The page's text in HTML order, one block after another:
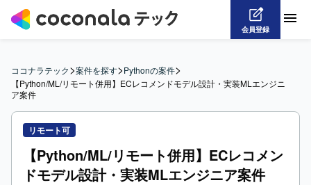
会員登録
ココナラテック>案件を探す>Pythonの案件>
【Python/ML/リモート併用】ECレコメンドモデル設計・実装MLエンジニ
ア案件
リモート可
【Python/ML/リモート併用】ECレコメン
ドモデル設計・実装MLエンジニア案件